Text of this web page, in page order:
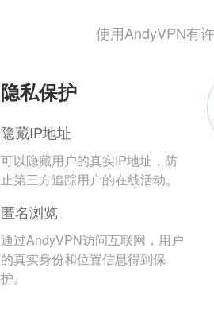
使用AndyVPN有
隐私保护
隐藏IP地址
可以隐藏用户的真实IP地址，防
止第三方追踪用户的在线活动。
匿名浏览
通过AndyVPN访问互联网，用户
的真实身份和位置信息得到保
护。